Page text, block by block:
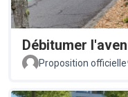
Débitumer
Proposition officielle